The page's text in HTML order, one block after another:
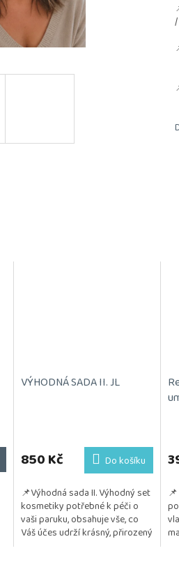
VÝHODNÁ SADA II. JL
850 Kč Do košíku
📌Výhodná sada II. Výhodný set
kosmetiky potřebné k péči o
vaši paruku, obsahuje vše, co
Váš účes udrží krásný, přirozený